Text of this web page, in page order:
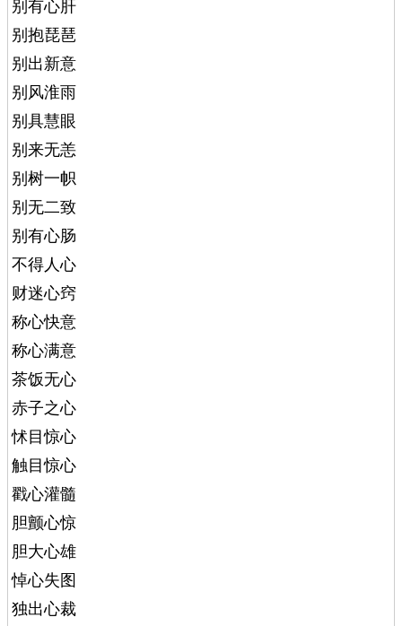
别有心肝
别抱琵琶
别出新意
别风淮雨
别具慧眼
别来无恙
别树一帜
别无二致
别有心肠
不得人心
财迷心窍
称心快意
称心满意
茶饭无心
赤子之心
怵目惊心
触目惊心
戳心灌髓
胆颤心惊
胆大心雄
悼心失图
独出心裁